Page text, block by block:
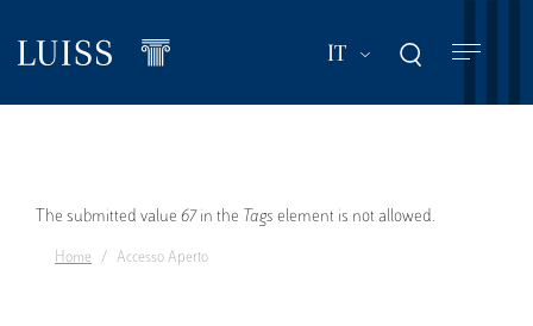
contenuto
IT Mostra ulteriori
Messaggio
di
The submitted value 67 in the Tags element is not allowed.
Home Accesso Aperto